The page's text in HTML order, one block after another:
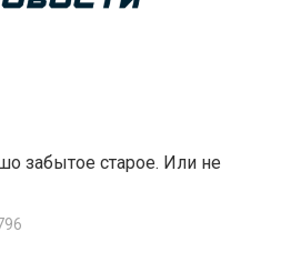
забытое старое. Или не